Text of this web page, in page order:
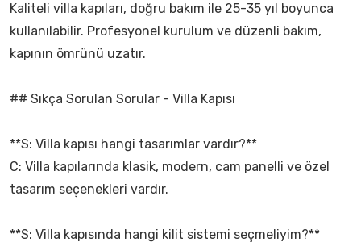
Kaliteli villa kapıları, doğru bakım ile 25-35 yıl boyunca
kullanılabilir. Profesyonel kurulum ve düzenli bakım,
kapının ömrünü uzatır.
## Sıkça Sorulan Sorular - Villa Kapısı
**S: Villa kapısı hangi tasarımlar vardır?**
C: Villa kapılarında klasik, modern, cam panelli ve özel
tasarım seçenekleri vardır.
**S: Villa kapısında hangi kilit sistemi seçmeliyim?**